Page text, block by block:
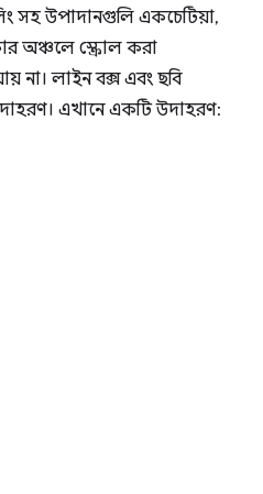
সহ উপাদানগুলি একচেটিয়া,
অঞ্চলে স্ক্রোল করা
না। লাইন বক্স এবং ছবি
এখানে একটি উদাহরণ: